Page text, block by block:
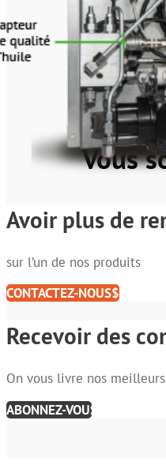
Vous
Avoir plus de
sur l’un de nos produits
CONTACTEZ-NOUS
Recevoir des
On vous livre nos
ABONNEZ-VOUS